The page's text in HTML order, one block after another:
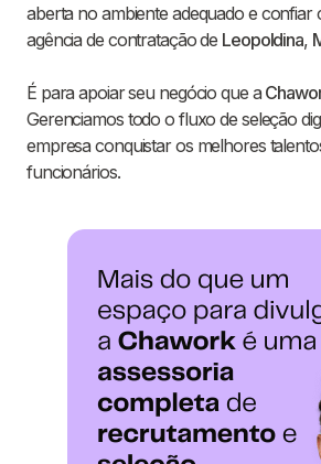
aberta no ambiente adequado e confiar
agência de contratação de Leopoldina,
É para apoiar seu negócio que a
Gerenciamos todo o fluxo de seleção
empresa conquistar os melhores
funcionários.